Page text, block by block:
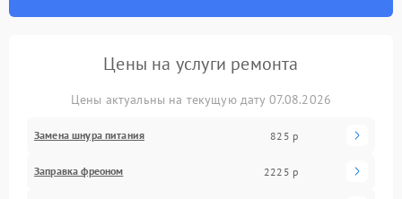
Цены на услуги ремонта
Цены актуальны на текущую дату 07.08.2026
Замена шнура питания 825 р
Заправка фреоном 2225 р